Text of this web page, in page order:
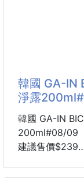
🚫不含對羥基
每次洗內衣是
走樣、變形，
立體圓筒防變
是你洗衣機裡的
立體圓筒＋防變
上下加強支撐
韓國 GA-IN
淨露
韓國 GA-IN
200ml#08/09
建議售價$239